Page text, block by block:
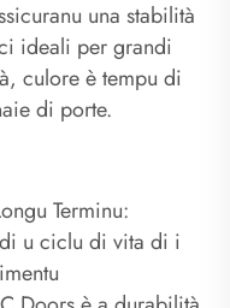
una stabilità
ideali per grandi
culore è tempu di
di porte.
Terminu:
u ciclu di vita di i